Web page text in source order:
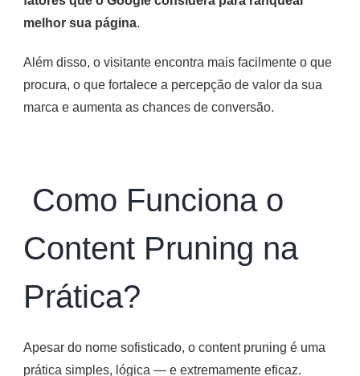
melhor sua página.
Além disso, o visitante encontra mais facilmente o que
procura, o que fortalece a percepção de valor da sua
marca e aumenta as chances de conversão.
Como Funciona o
Content Pruning na
Prática?
Apesar do nome sofisticado, o content pruning é uma
prática simples, lógica — e extremamente eficaz.